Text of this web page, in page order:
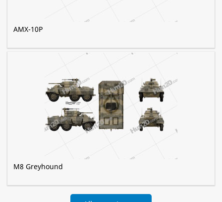
AMX-10P
M8 Greyhound